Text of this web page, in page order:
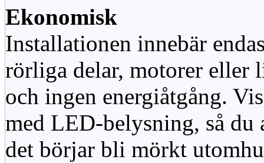
Ekonomisk
Installationen innebär
rörliga delar, motorer eller
och ingen energiåtgång.
med LED-belysning, så
det börjar bli mörkt